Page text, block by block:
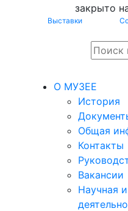
закрыто
Выставки
О МУЗЕЕ
История
Общая
Контакты
Вакансии
Научная